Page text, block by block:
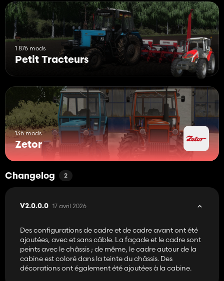
1 876 mods
Petit Tracteurs
136 mods
Zetor
Changelog 2
V2.0.0.0 17 avril 2026
Des configurations de cadre et de cadre avant ont été
ajoutées, avec et sans câble. La façade et le cadre sont
peints avec le châssis ; de même, le cadre autour de la
cabine est coloré dans la teinte du châssis. Des
décorations ont également été ajoutées à la cabine.